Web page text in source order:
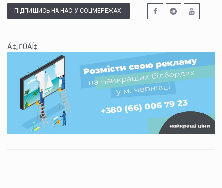
ПІДПИШИСЬ НА НАС У СОЦМЕРЕЖАХ:
Á‡„ÛÁÍ‡...